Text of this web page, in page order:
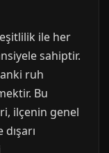
ile her
sahiptir.
ruh
Bu
ilçenin genel